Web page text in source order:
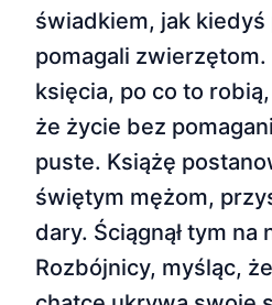
świadkiem, jak
pomagali zwierzętom.
księcia, po co to
że życie bez
puste. Książę
świętym mężom,
dary. Ściągnął tym
Rozbójnicy, myśląc,